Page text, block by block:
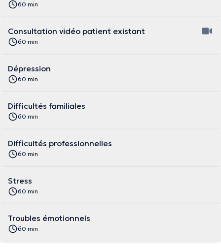
60 min
Consultation vidéo patient existant
60 min
Dépression
60 min
Difficultés familiales
60 min
Difficultés professionnelles
60 min
Stress
60 min
Troubles émotionnels
60 min